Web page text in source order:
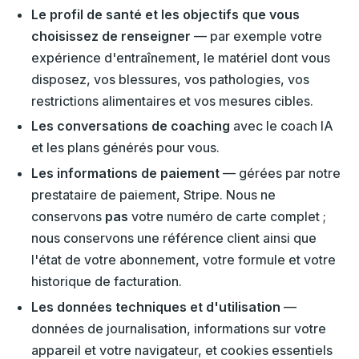
Le profil de santé et les objectifs que vous
choisissez de renseigner — par exemple votre
expérience d'entraînement, le matériel dont vous
disposez, vos blessures, vos pathologies, vos
restrictions alimentaires et vos mesures cibles.
Les conversations de coaching avec le coach IA
et les plans générés pour vous.
Les informations de paiement — gérées par notre
prestataire de paiement, Stripe. Nous ne
conservons pas votre numéro de carte complet ;
nous conservons une référence client ainsi que
l'état de votre abonnement, votre formule et votre
historique de facturation.
Les données techniques et d'utilisation —
données de journalisation, informations sur votre
appareil et votre navigateur, et cookies essentiels